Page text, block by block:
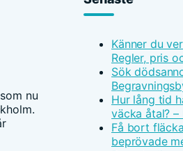
nu
Känner du
Regler, pris
Sök
Hur lång tid
väcka åtal? –
Få bort
beprövade